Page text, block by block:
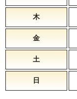
木
金
土
日